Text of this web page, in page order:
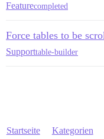
Featurecompleted
Force tables to be
Supporttable-builder
Startseite Kategorien